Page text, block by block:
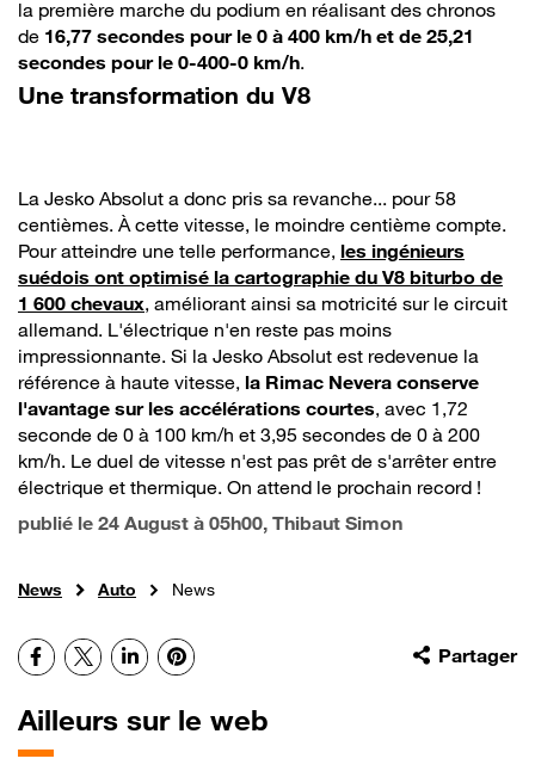
la première marche du podium en réalisant des chronos
de 16,77 secondes pour le 0 à 400 km/h et de 25,21
secondes pour le 0-400-0 km/h.
Une transformation du V8
La Jesko Absolut a donc pris sa revanche... pour 58
centièmes. À cette vitesse, le moindre centième compte.
Pour atteindre une telle performance, les ingénieurs
suédois ont optimisé la cartographie du V8 biturbo de
1 600 chevaux, améliorant ainsi sa motricité sur le circuit
allemand. L'électrique n'en reste pas moins
impressionnante. Si la Jesko Absolut est redevenue la
référence à haute vitesse, la Rimac Nevera conserve
l'avantage sur les accélérations courtes, avec 1,72
seconde de 0 à 100 km/h et 3,95 secondes de 0 à 200
km/h. Le duel de vitesse n'est pas prêt de s'arrêter entre
électrique et thermique. On attend le prochain record !
publié le 24 August à 05h00, Thibaut Simon
News Auto News
Partager
Facebook
X LinkedInPinterest
Ailleurs sur le web